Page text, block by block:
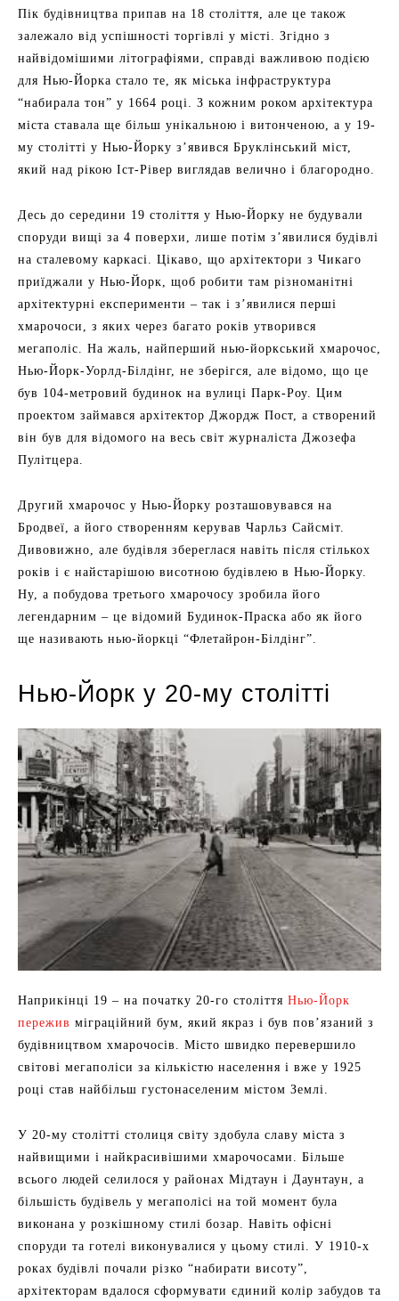
Пік будівництва припав на 18 століття, але це також
залежало від успішності торгівлі у місті. Згідно з
найвідомішими літографіями, справді важливою подією
для Нью-Йорка стало те, як міська інфраструктура
“набирала тон” у 1664 році. З кожним роком архітектура
міста ставала ще більш унікальною і витонченою, а у 19-
му столітті у Нью-Йорку з’явився Бруклінський міст,
який над рікою Іст-Рівер виглядав велично і благородно.
Десь до середини 19 століття у Нью-Йорку не будували
споруди вищі за 4 поверхи, лише потім з’явилися будівлі
на сталевому каркасі. Цікаво, що архітектори з Чикаго
приїджали у Нью-Йорк, щоб робити там різноманітні
архітектурні експерименти – так і з’явилися перші
хмарочоси, з яких через багато років утворився
мегаполіс. На жаль, найперший нью-йоркський хмарочос,
Нью-Йорк-Уорлд-Білдінг, не зберігся, але відомо, що це
був 104-метровий будинок на вулиці Парк-Роу. Цим
проектом займався архітектор Джордж Пост, а створений
він був для відомого на весь світ журналіста Джозефа
Пулітцера.
Другий хмарочос у Нью-Йорку розташовувався на
Бродвеї, а його створенням керував Чарльз Сайсміт.
Дивовижно, але будівля збереглася навіть після стількох
років і є найстарішою висотною будівлею в Нью-Йорку.
Ну, а побудова третього хмарочосу зробила його
легендарним – це відомий Будинок-Праска або як його
ще називають нью-йоркці “Флетайрон-Білдінг”.
Нью-Йорк у 20-му столітті
Наприкінці 19 – на початку 20-го століття Нью-Йорк
пережив міграційний бум, який якраз і був пов’язаний з
будівництвом хмарочосів. Місто швидко перевершило
світові мегаполіси за кількістю населення і вже у 1925
році став найбільш густонаселеним містом Землі.
У 20-му столітті столиця світу здобула славу міста з
найвищими і найкрасивішими хмарочосами. Більше
всього людей селилося у районах Мідтаун і Даунтаун, а
більшість будівель у мегаполісі на той момент була
виконана у розкішному стилі бозар. Навіть офісні
споруди та готелі виконувалися у цьому стилі. У 1910-х
роках будівлі почали різко “набирати висоту”,
архітекторам вдалося сформувати єдиний колір забудов та